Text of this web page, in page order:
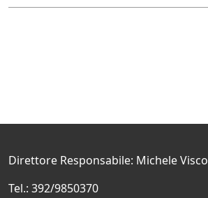
Direttore Responsabile: Michele Visco
Tel.: 392/9850370